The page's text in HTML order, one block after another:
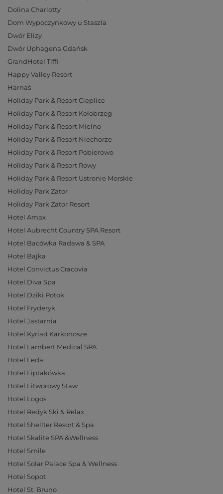
Dolina Charlotty
Dom Wypoczynkowy u Staszla
Dwór Elizy
Dwór Uphagena Gdańsk
GrandHotel Tiffi
Happy Valley Resort
Harnaś
Holiday Park & Resort Cieplice
Holiday Park & Resort Kołobrzeg
Holiday Park & Resort Mielno
Holiday Park & Resort Niechorze
Holiday Park & Resort Pobierowo
Holiday Park & Resort Rowy
Holiday Park & Resort Ustronie Morskie
Holiday Park Zator
Holiday Park Zator Resort
Hotel Amax
Hotel Aubrecht Country SPA Resort
Hotel Bacówka Radawa & SPA
Hotel Bajka
Hotel Convictus Cracovia
Hotel Diva Spa
Hotel Dziki Potok
Hotel Fryderyk
Hotel Jastarnia
Hotel Kyriad Karkonosze
Hotel Lambert Medical SPA
Hotel Leda
Hotel Liptakówka
Hotel Litworowy Staw
Hotel Logos
Hotel Redyk Ski & Relax
Hotel Shellter Resort & Spa
Hotel Skalite SPA &Wellness
Hotel Smile
Hotel Solar Palace Spa & Wellness
Hotel Sopot
Hotel St. Bruno